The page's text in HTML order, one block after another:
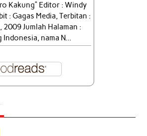
Kakung” Editor : Windy
: Gagas Media, Terbitan :
2009 Jumlah Halaman :
Indonesia, nama N...